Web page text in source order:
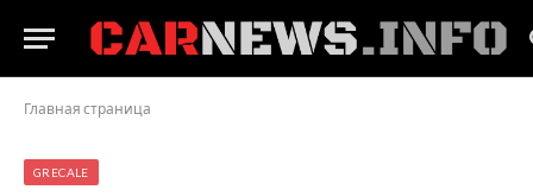
Главная страница
GRECALE